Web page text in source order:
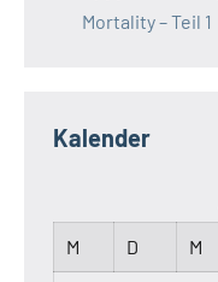
Mortality – Teil 1
Kalender
M
D M